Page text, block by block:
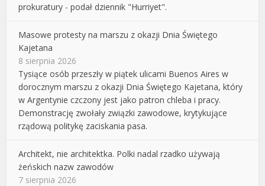
prokuratury - podał dziennik "Hurriyet".
Masowe protesty na marszu z okazji Dnia Świętego
Kajetana
8 sierpnia 2026
Tysiące osób przeszły w piątek ulicami Buenos Aires w
dorocznym marszu z okazji Dnia Świętego Kajetana, który
w Argentynie czczony jest jako patron chleba i pracy.
Demonstrację zwołały związki zawodowe, krytykujące
rządową politykę zaciskania pasa.
Architekt, nie architektka. Polki nadal rzadko używają
żeńskich nazw zawodów
7 sierpnia 2026